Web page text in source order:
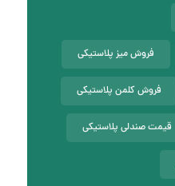
فروش میز پلاستیکی
فروش کلمن پلاستیکی
قیمت صندلی پلاستیکی